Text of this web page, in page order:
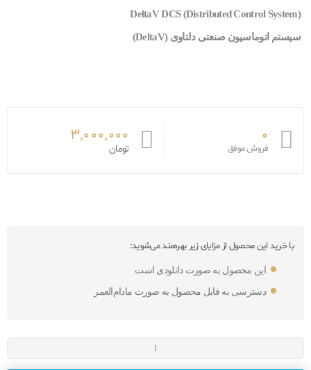
DeltaV DCS (Distributed Control System)
سیستم اتوماسیون صنعتی دلتاوی (DeltaV)
0
فروش موفق
3,000,000
تومان
با خرید این محصول از مزایای زیر بهره‌مند می‌شوید:
این محصول به صورت دانلودی است
دسترسی به فایل محصول به صورت مادام‌العمر